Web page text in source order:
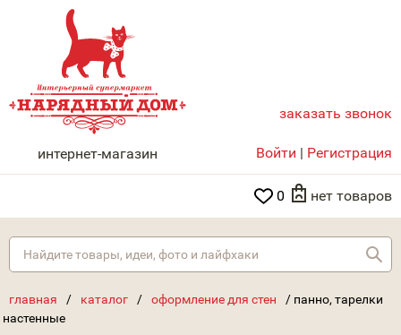
НАРЯДНЫЙ ДОМ
интернет-магазин
заказать звонок
Войти | Регистрация
0 нет товаров
главная / каталог / оформление для стен / панно, тарелки
настенные